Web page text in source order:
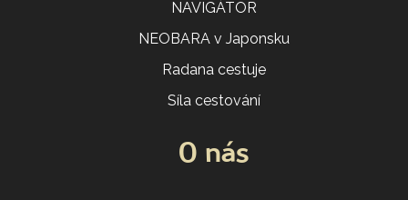
NAVIGÁTOR
NEOBARA v Japonsku
Radana cestuje
Síla cestování
O nás